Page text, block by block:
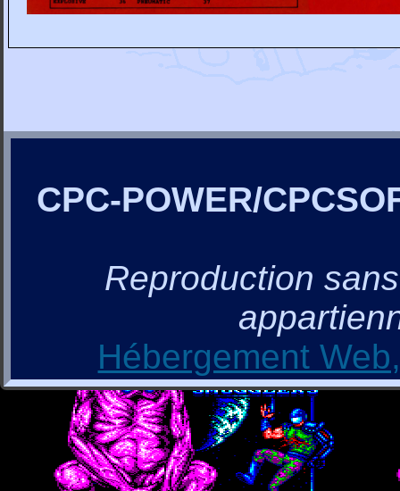
CPC-POWER/
Reproduction
Hébergement